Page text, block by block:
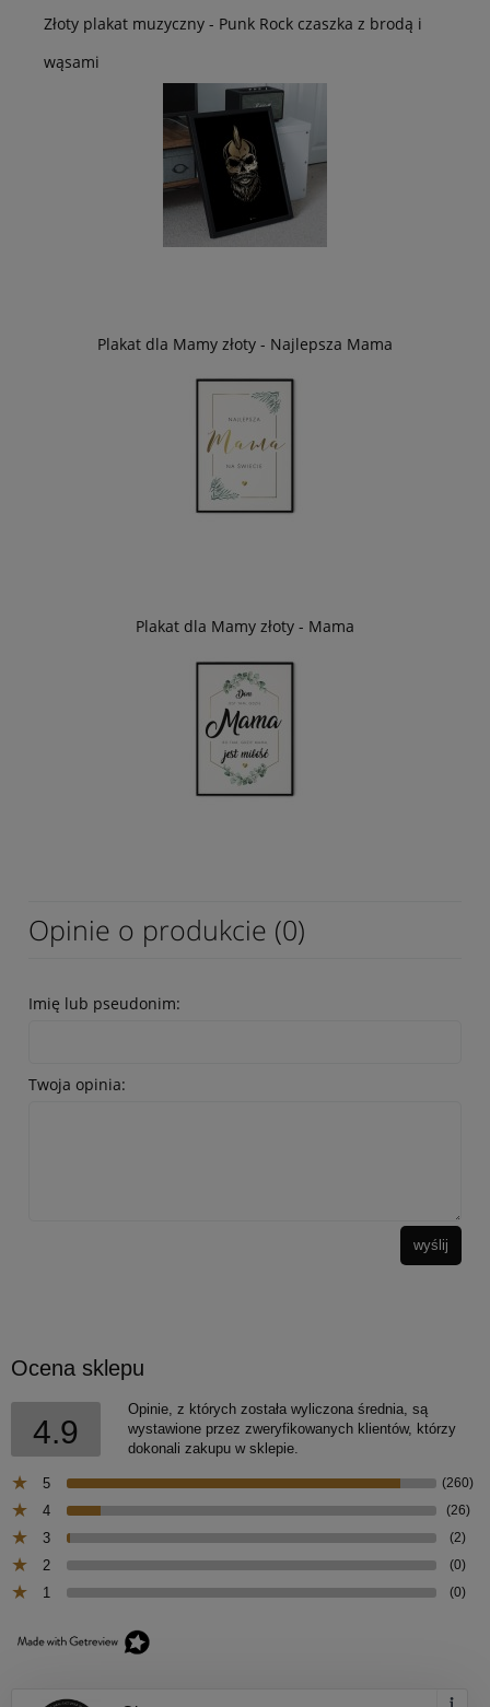
Złoty plakat muzyczny - Punk Rock czaszka z brodą i
wąsami
Plakat dla Mamy złoty - Najlepsza Mama
Plakat dla Mamy złoty - Mama
Opinie o produkcie (0)
Imię lub pseudonim:
Twoja opinia:
wyślij
Ocena sklepu
4.9
Opinie, z których została wyliczona średnia, są
wystawione przez zweryfikowanych klientów, którzy
dokonali zakupu w sklepie.
5 (260)
4 (26)
3 (2)
2 (0)
1 (0)